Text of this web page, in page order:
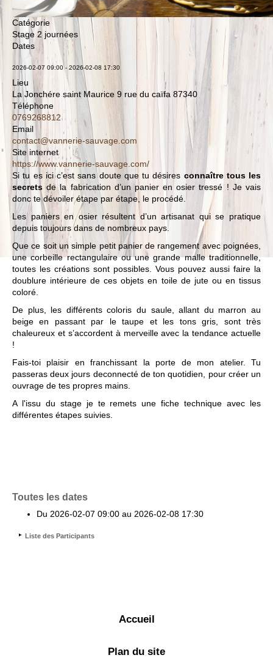
Catégorie
Stage 2 journées
Dates
2026-02-07 09:00- 2026-02-08 17:30
Lieu
La Jonchére saint Maurice 9 rue du caïfa 87340
Téléphone
0769268812
Email
contact@vannerie-sauvage.com
Site internet
https://www.vannerie-sauvage.com/
Si tu es ici c’est sans doute que tu désires connaître tous les
secretsde la fabrication d’un panier en osier tressé ! Je vais
donc te dévoiler étape par étape, le procédé.
Les paniers en osier résultent d’un artisanat qui se pratique
depuis toujours dans de nombreux pays.
Que ce soit un simple petit panier de rangement avec poignées,
une corbeille rectangulaire ou une grande malle traditionnelle,
toutes les créations sont possibles. Vous pouvez aussi faire la
doublure intérieure de ces objets en toile de jute ou en tissus
coloré.
De plus, les différents coloris du saule, allant du marron au
beige en passant par le taupe et les tons gris, sont très
chaleureux et s’accordent à merveille avec la tendance actuelle
!
Fais-toi plaisir en franchissant la porte de mon atelier. Tu
passeras deux jours deconnecté de ton quotidien, pour créer un
ouvrage de tes propres mains.
A l'issu du stage je te remets une fiche technique avec les
différentes étapes suivies.
Toutes les dates
Du 2026-02-07 09:00 au 2026-02-08 17:30
Liste des Participants
Accueil
Plan du site